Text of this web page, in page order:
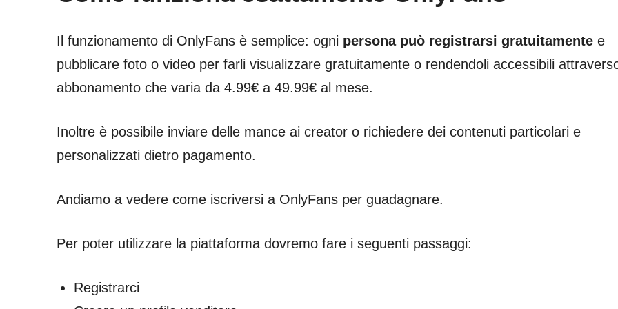
Il funzionamento di OnlyFans è semplice: ogni persona può registrarsi gratuitamente e
pubblicare foto o video per farli visualizzare gratuitamente o rendendoli accessibili
abbonamento che varia da 4.99€ a 49.99€ al mese.
Inoltre è possibile inviare delle mance ai creator o richiedere dei contenuti particolari e
personalizzati dietro pagamento.
Andiamo a vedere come iscriversi a OnlyFans per guadagnare.
Per poter utilizzare la piattaforma dovremo fare i seguenti passaggi:
Registrarci